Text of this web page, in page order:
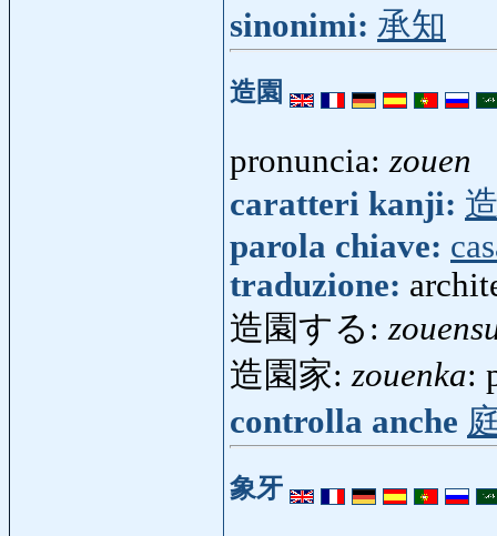
sinonimi: 承知
造園
pronuncia:zouen
caratteri kanji:
parola chiave:
traduzione:
造園する:
造園家:zouenka:
controlla anche
象牙